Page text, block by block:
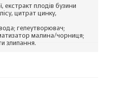
екстракт плодів бузини
цитрат цинку,
гелеутворювач;
малина/чорниця;
злипання.